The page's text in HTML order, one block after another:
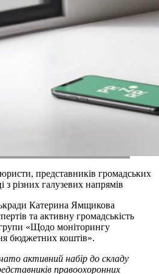
представників громадських
з різних галузевих напрямів
Катерина Ямщикова
та активну громадськість
«Щодо моніторингу
бюджетних коштів».
активний набір до складу
правоохоронних